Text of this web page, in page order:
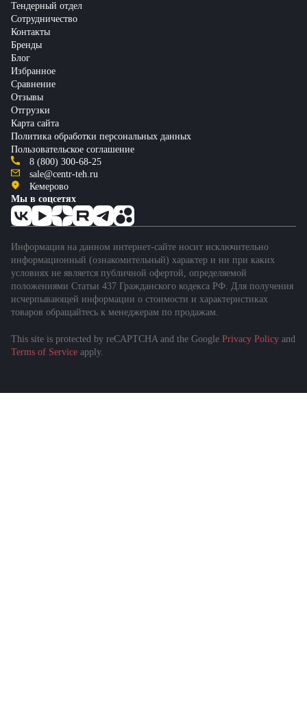
Тендерный отдел
Сотрудничество
Контакты
Бренды
Блог
Избранное
Сравнение
Отзывы
Отгрузки
Карта сайта
Политика обработки персональных данных
Пользовательское соглашение
8 (800) 300-68-25
sale@centr-teh.ru
Кемерово
Мы в соцсетях
Информация на данном интернет-сайте носит исключительно
информационный (ознакомительный) характер и ни при каких
условиях не является публичной офертой, определяемой
положениями Статьи 437 Гражданского кодекса РФ. Для получения
исчерпывающей информации о стоимости и характеристиках
товаров обращайтесь к менеджерам по продажам.
This site is protected by reCAPTCHA and the Google Privacy Policy and
Terms of Service apply.